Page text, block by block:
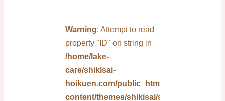
Warning: Attempt to read
property "ID" on string in
/home/lake-
care/shikisai-
hoikuen.com/public_html/wp-
content/themes/shikisai/single.php